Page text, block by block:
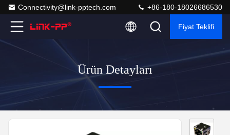
Connectivity@link-pptech.com +86-180-18026686530
Fiyat Teklifi
Ürün Detayları